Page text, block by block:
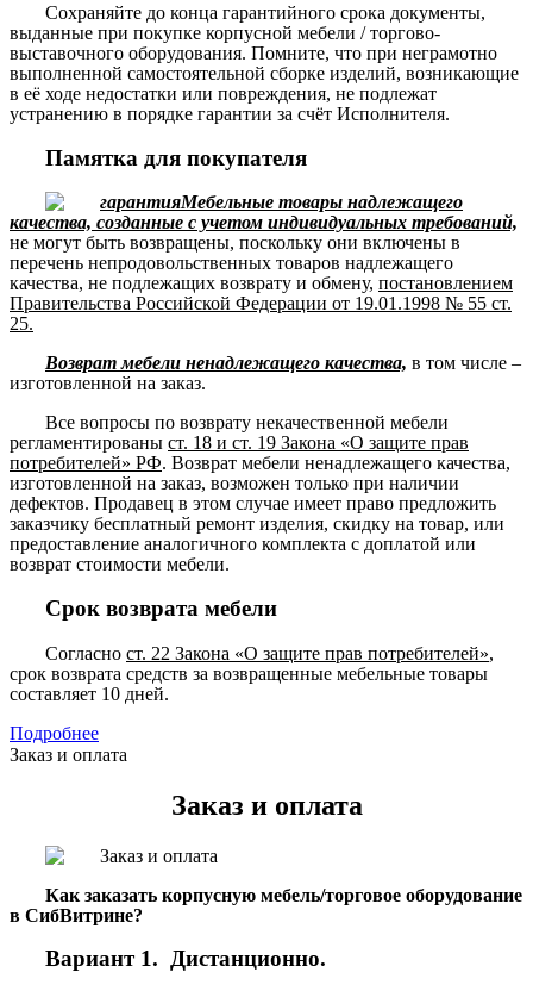
Сохраняйте до конца гарантийного срока документы,
выданные при покупке корпусной мебели / торгово-
выставочного оборудования. Помните, что при неграмотно
выполненной самостоятельной сборке изделий, возникающие
в её ходе недостатки или повреждения, не подлежат
устранению в порядке гарантии за счёт Исполнителя.
Памятка для покупателя
Мебельные товары надлежащего
качества, созданные с учетом индивидуальных требований,
не могут быть возвращены, поскольку они включены в
перечень непродовольственных товаров надлежащего
качества, не подлежащих возврату и обмену, постановлением
Правительства Российской Федерации от 19.01.1998 № 55 ст.
25.
Возврат мебели ненадлежащего качества, в том числе –
изготовленной на заказ.
Все вопросы по возврату некачественной мебели
регламентированы ст. 18 и ст. 19 Закона «О защите прав
потребителей» РФ. Возврат мебели ненадлежащего качества,
изготовленной на заказ, возможен только при наличии
дефектов. Продавец в этом случае имеет право предложить
заказчику бесплатный ремонт изделия, скидку на товар, или
предоставление аналогичного комплекта с доплатой или
возврат стоимости мебели.
Срок возврата мебели
Согласно ст. 22 Закона «О защите прав потребителей»,
срок возврата средств за возвращенные мебельные товары
составляет 10 дней.
Подробнее
Заказ и оплата
Заказ и оплата
Как заказать корпусную мебель/торговое оборудование
в СибВитрине?
Вариант 1. Дистанционно.